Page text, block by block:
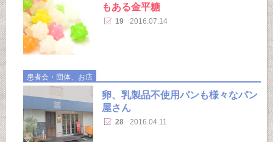
もある金平糖
19 2016.07.14
患者会・団体、お店
卵、乳製品不使用パンも様々なパン
屋さん
28 2016.04.11